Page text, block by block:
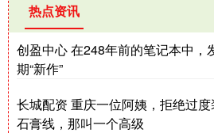
热点资讯
创盈中心 在248年前的笔记本中，
期“新作”
长城配资 重庆一位阿姨，拒绝过
石膏线，那叫一个高级